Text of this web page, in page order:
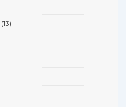
(13)